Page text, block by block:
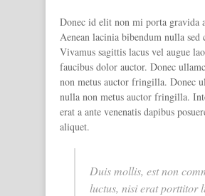
Donec id elit non mi porta gravida
Aenean lacinia bibendum nulla sed
Vivamus sagittis lacus vel augue
faucibus dolor auctor. Donec
non metus auctor fringilla. Donec
nulla non metus auctor fringilla.
erat a ante venenatis dapibus
aliquet.
Duis mollis, est non
luctus, nisi erat porttitor